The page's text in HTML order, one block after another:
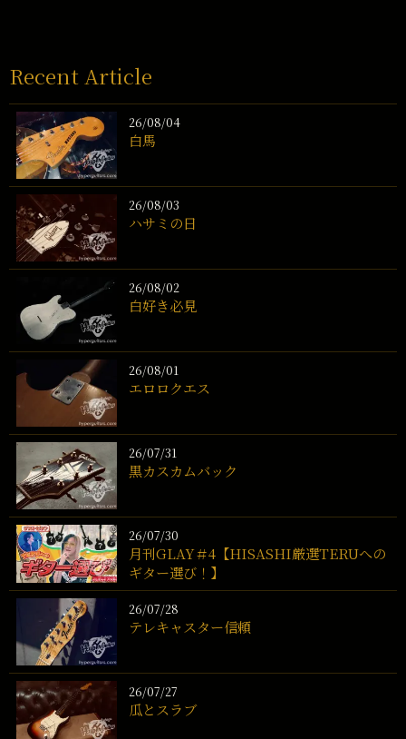
Recent Article
26/08/04
白馬
26/08/03
ハサミの日
26/08/02
白好き必見
26/08/01
エロロクエス
26/07/31
黒カスカムバック
26/07/30
月刊GLAY＃4【HISASHI厳選TERUへの
ギター選び！】
26/07/28
テレキャスター信頼
26/07/27
瓜とスラブ